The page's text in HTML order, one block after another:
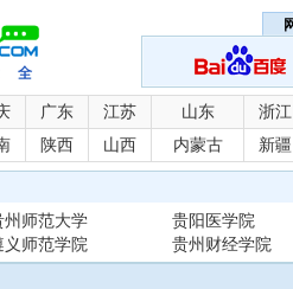
广东 江苏 山东
浙江
陕西 山西 内蒙古 新疆
州师范大学
贵阳医学院
义师范学院 贵州财经学院